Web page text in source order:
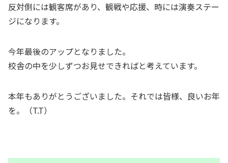
反対側には観客席があり、観戦や応援、時には演奏ステー
ジになります。
今年最後のアップとなりました。
校舎の中を少しずつお見せできればと考えています。
本年もありがとうございました。それでは皆様、良いお年
を。（T.T）